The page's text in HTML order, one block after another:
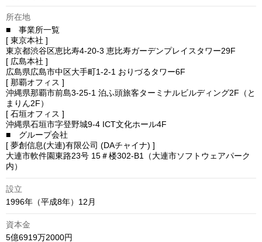
所在地
■　事業所一覧
[ 東京本社 ]
東京都渋谷区恵比寿4-20-3 恵比寿ガーデンプレイスタワー29F
[ 広島本社 ]
広島県広島市中区大手町1-2-1 おりづるタワー6F
[ 那覇オフィス ]
沖縄県那覇市前島3-25-1 泊ふ頭旅客ターミナルビルディング2F（と
まりん2F）
[ 石垣オフィス ]
沖縄県石垣市字登野城9-4 ICT文化ホール4F
■　グループ会社
[ 夢創信息(大連)有限公司 (DAチャイナ) ]
大連市軟件園東路23号 15＃楼302-B1（大連市ソフトウェアパーク
内）
設立
1996年（平成8年）12月
資本金
5億6919万2000円